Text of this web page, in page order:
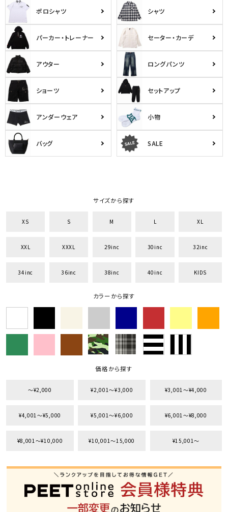
ポロシャツ シャツ
パーカー・トレーナー セーター・カーデ
アウター ロングパンツ
ショーツ セットアップ
アンダーウェア 小物
バッグ SALE
サイズから探す
XS S M L XL
XXL XXXL 29inc 30inc 32inc
34inc 36inc 38inc 40inc KIDS
カラーから探す
価格から探す
〜¥2,000 ¥2,001〜¥3,000 ¥3,001〜¥4,000
¥4,001〜¥5,000 ¥5,001〜¥6,000 ¥6,001〜¥8,000
¥8,001〜¥10,000 ¥10,001〜15,000 ¥15,001〜